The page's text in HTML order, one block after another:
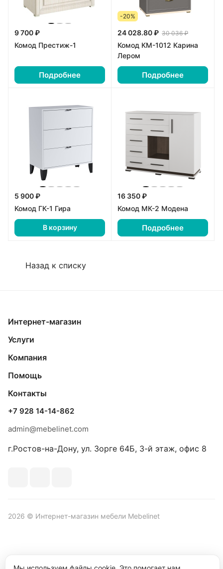
9 700 ₽
Комод Престиж-1
Подробнее
-20%
24 028.80 ₽ 30 036 ₽
Комод КМ-1012 Карина
Лером
Подробнее
5 900 ₽
Комод ГК-1 Гира
В корзину
16 350 ₽
Комод МК-2 Модена
Подробнее
Назад к списку
Интернет-магазин
Услуги
Компания
Помощь
Контакты
+7 928 14-14-862
admin@mebelinet.com
г.Ростов-на-Дону, ул. Зорге 64Б, 3-й этаж, офис 8
2026 © Интернет-магазин мебели Mebelinet